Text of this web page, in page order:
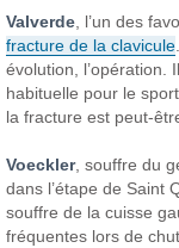
Valverde l’un des
fracture de la clavicule
évolution, l’opération.
habituelle pour le
la fracture est peut-
Voeckler, souffre du
dans l’étape de Saint
souffre de la cuisse
fréquentes lors de